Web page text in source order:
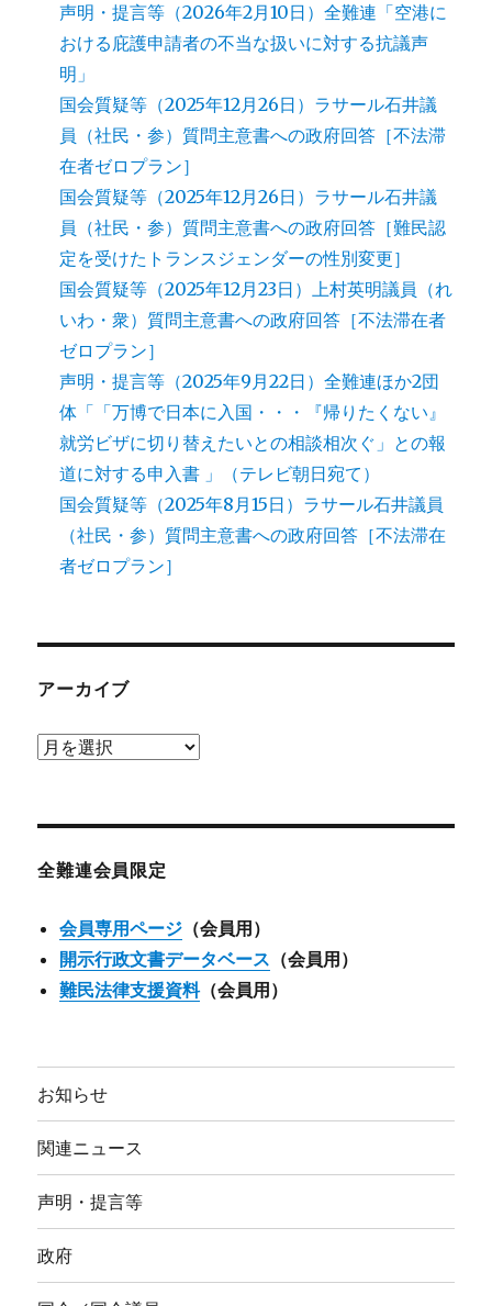
声明・提言等（2026年2月10日）全難連「空港に
おける庇護申請者の不当な扱いに対する抗議声
明」
国会質疑等（2025年12月26日）ラサール石井議
員（社民・参）質問主意書への政府回答［不法滞
在者ゼロプラン］
国会質疑等（2025年12月26日）ラサール石井議
員（社民・参）質問主意書への政府回答［難民認
定を受けたトランスジェンダーの性別変更］
国会質疑等（2025年12月23日）上村英明議員（れ
いわ・衆）質問主意書への政府回答［不法滞在者
ゼロプラン］
声明・提言等（2025年9月22日）全難連ほか2団
体「「万博で日本に入国・・・『帰りたくない』
就労ビザに切り替えたいとの相談相次ぐ」との報
道に対する申入書 」（テレビ朝日宛て）
国会質疑等（2025年8月15日）ラサール石井議員
（社民・参）質問主意書への政府回答［不法滞在
者ゼロプラン］
アーカイブ
ア
ブ
全難連会員限定
会員専用ページ （会員用）
開示行政文書データベース （会員用）
難民法律支援資料（会員用）
お知らせ
関連ニュース
声明・提言等
政府